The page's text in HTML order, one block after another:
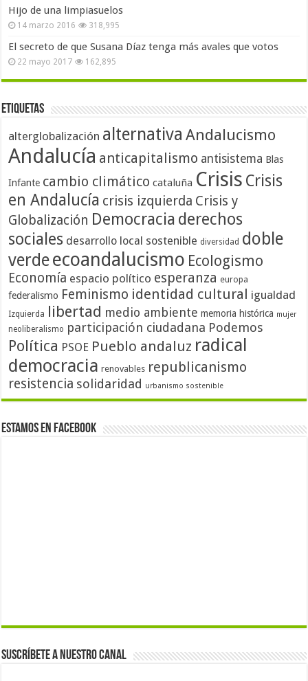
Hijo de una limpiasuelos
14 marzo 2016 318,995
El secreto de que Susana Díaz tenga más avales que votos
22 mayo 2017 162,895
Etiquetas
alterglobalización alternativa Andalucismo
Andalucía anticapitalismo antisistema Blas
Infante cambio climático cataluña Crisis Crisis
en Andalucía crisis izquierda Crisis y
Globalización Democracia derechos
sociales desarrollo local sostenible diversidad doble
verdeecoandalucismo Ecologismo
Economía espacio político esperanza europa
federalismo Feminismo identidad cultural igualdad
Izquierda libertad medio ambiente memoria histórica mujer
neoliberalismo participación ciudadana Podemos
Política PSOE Pueblo andaluz radical
democracia renovables republicanismo
resistencia solidaridad urbanismo sostenible
Estamos en Facebook
Suscríbete a nuestro canal